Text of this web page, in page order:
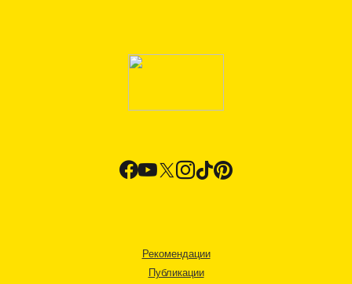
Рекомендации
Публикации